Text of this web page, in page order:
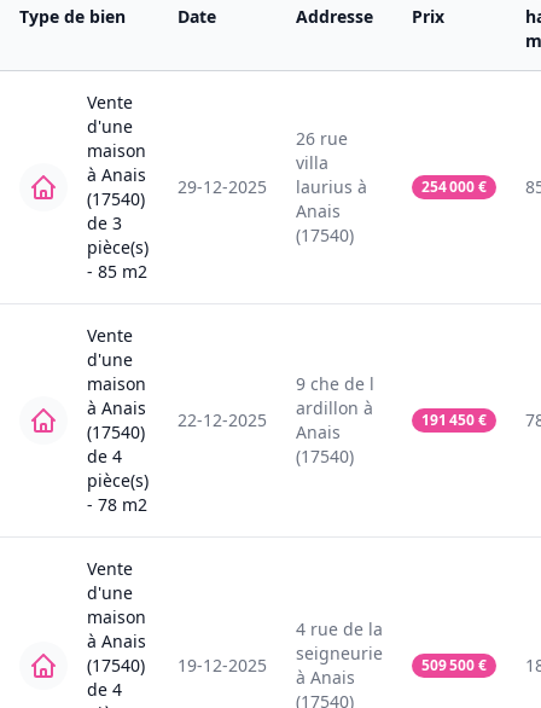
Type de bien Date Addresse Prix
Vente
d'une
maison
à Anais
(17540)
de 3
pièce(s)
- 85 m2
29-12-2025
26 rue
villa
laurius à
Anais
(17540)
254 000€
Vente
d'une
maison
à Anais
(17540)
de 4
pièce(s)
- 78 m2
22-12-2025
9 che de l
ardillon à
Anais
(17540)
191 450€
Vente
d'une
maison
à Anais
(17540)
de 4
19-12-2025
4 rue de la
seigneurie
à Anais
(17540)
509 500€